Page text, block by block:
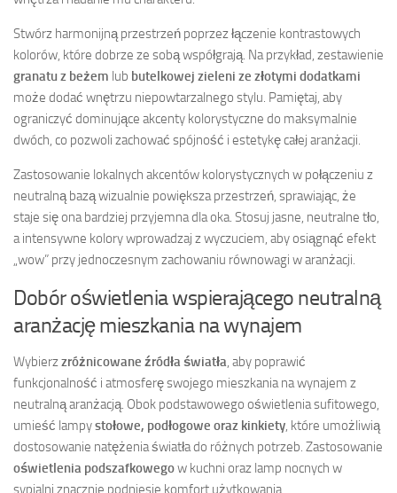
Stwórz harmonijną przestrzeń poprzez łączenie kontrastowych
kolorów, które dobrze ze sobą współgrają. Na przykład, zestawienie
granatu z beżem lub butelkowej zieleni ze złotymi dodatkami
może dodać wnętrzu niepowtarzalnego stylu. Pamiętaj, aby
ograniczyć dominujące akcenty kolorystyczne do maksymalnie
dwóch, co pozwoli zachować spójność i estetykę całej aranżacji.
Zastosowanie lokalnych akcentów kolorystycznych w połączeniu z
neutralną bazą wizualnie powiększa przestrzeń, sprawiając, że
staje się ona bardziej przyjemna dla oka. Stosuj jasne, neutralne tło,
a intensywne kolory wprowadzaj z wyczuciem, aby osiągnąć efekt
„wow” przy jednoczesnym zachowaniu równowagi w aranżacji.
Dobór oświetlenia wspierającego neutralną
aranżację mieszkania na wynajem
Wybierzzróżnicowane źródła światła , aby poprawić
funkcjonalność i atmosferę swojego mieszkania na wynajem z
neutralną aranżacją. Obok podstawowego oświetlenia sufitowego,
umieść lampystołowe, podłogowe oraz kinkiety , które umożliwią
dostosowanie natężenia światła do różnych potrzeb. Zastosowanie
oświetlenia podszafkowegow kuchni oraz lamp nocnych w
sypialni znacznie podniesie komfort użytkowania.